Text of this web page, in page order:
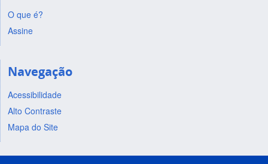
O que é?
Assine
Navegação
Acessibilidade
Alto Contraste
Mapa do Site